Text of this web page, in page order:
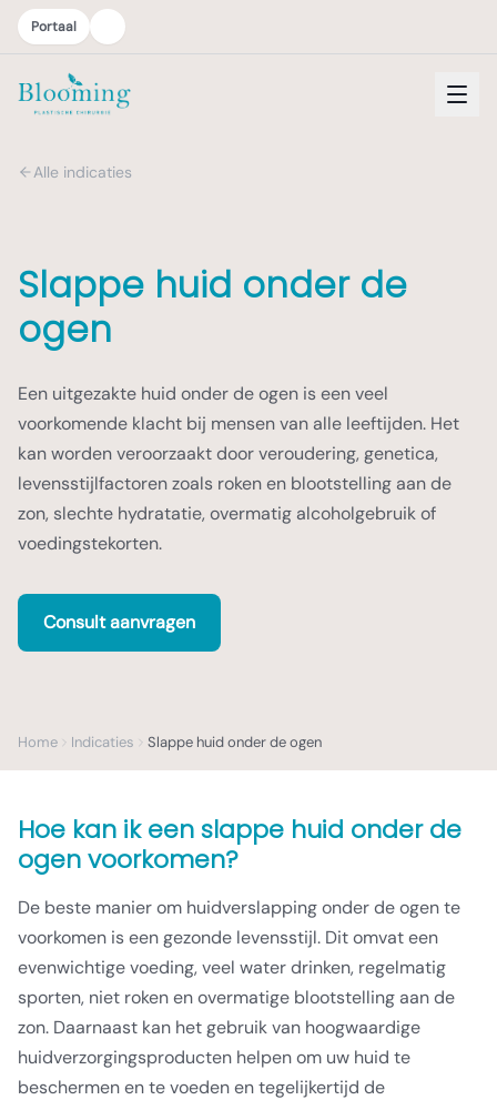
Portaal
Alle indicaties
Slappe huid onder de
ogen
Een uitgezakte huid onder de ogen is een veel
voorkomende klacht bij mensen van alle leeftijden. Het
kan worden veroorzaakt door veroudering, genetica,
levensstijlfactoren zoals roken en blootstelling aan de
zon, slechte hydratatie, overmatig alcoholgebruik of
voedingstekorten.
Consult aanvragen
Home Indicaties Slappe huid onder de ogen
Hoe kan ik een slappe huid onder de
ogen voorkomen?
De beste manier om huidverslapping onder de ogen te
voorkomen is een gezonde levensstijl. Dit omvat een
evenwichtige voeding, veel water drinken, regelmatig
sporten, niet roken en overmatige blootstelling aan de
zon. Daarnaast kan het gebruik van hoogwaardige
huidverzorgingsproducten helpen om uw huid te
beschermen en te voeden en tegelijkertijd de